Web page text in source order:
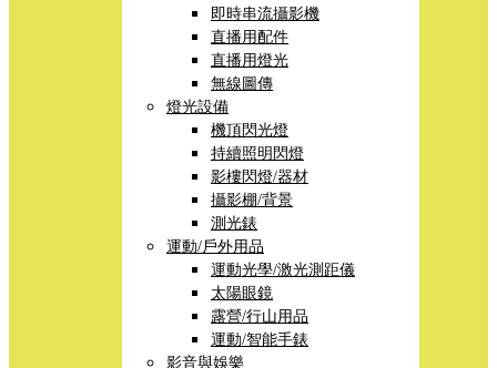
即時串流攝影機
直播用配件
直播用燈光
無線圖傳
燈光設備
機頂閃光燈
持續照明閃燈
影樓閃燈/器材
攝影棚/背景
測光錶
運動/戶外用品
運動光學/激光測距儀
太陽眼鏡
露營/行山用品
運動/智能手錶
影音與娛樂